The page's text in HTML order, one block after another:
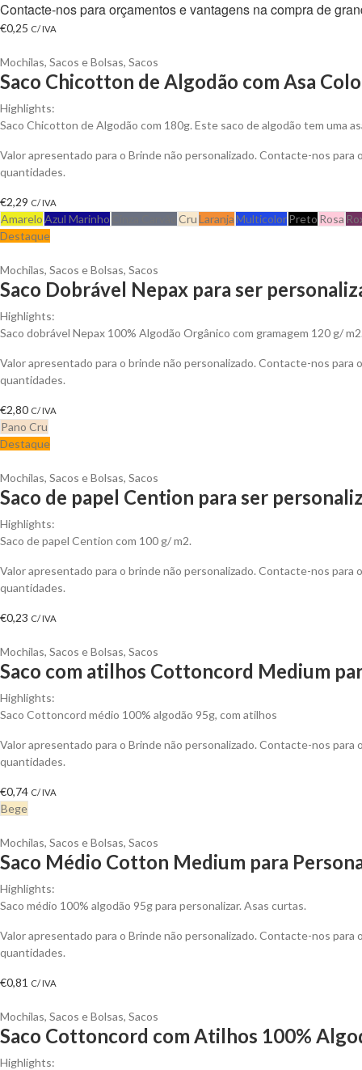
Contacte-nos para orçamentos e vantagens na compra de
€0,25 C/ IVA
Mochilas, Sacos e Bolsas, Sacos
Saco Chicotton de Algodão com Asa
Highlights:
Saco Chicotton de Algodão com 180g. Este saco de algodão tem uma
Valor apresentado para o Brinde não personalizado. Contacte-nos
quantidades.
€2,29 C/ IVA
AmareloAzul Marinho CruLaranjaMulticolorPreto Rosa
Destaque
Mochilas, Sacos e Bolsas, Sacos
Saco Dobrável Nepax para ser
Highlights:
Saco dobrável Nepax 100% Algodão Orgânico com gramagem 120 g/
Valor apresentado para o brinde não personalizado. Contacte-nos
quantidades.
€2,80 C/ IVA
Pano Cru
Destaque
Mochilas, Sacos e Bolsas, Sacos
Saco de papel Cention para ser
Highlights:
Saco de papel Cention com 100 g/ m2.
Valor apresentado para o brinde não personalizado. Contacte-nos
quantidades.
€0,23 C/ IVA
Mochilas, Sacos e Bolsas, Sacos
Saco com atilhos Cottoncord Medium
Highlights:
Saco Cottoncord médio 100% algodão 95g, com atilhos
Valor apresentado para o Brinde não personalizado. Contacte-nos
quantidades.
€0,74 C/ IVA
Bege
Mochilas, Sacos e Bolsas, Sacos
Saco Médio Cotton Medium para
Highlights:
Saco médio 100% algodão 95g para personalizar. Asas curtas.
Valor apresentado para o Brinde não personalizado. Contacte-nos
quantidades.
€0,81 C/ IVA
Mochilas, Sacos e Bolsas, Sacos
Saco Cottoncord com Atilhos 100%
Highlights: